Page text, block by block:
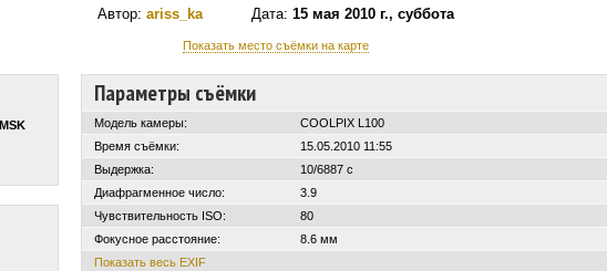
Автор: ariss_kaДата: 15 мая 2010 г., суббота
Показать место съёмки на карте
Параметры съёмки
Модель камеры:
COOLPIX L100
Время съёмки:
15.05.2010 11:55
Выдержка:
10/6887 с
Диафрагменное число:
3.9
Чувствительность ISO:
80
Фокусное расстояние:
8.6 мм
Показать весь EXIF